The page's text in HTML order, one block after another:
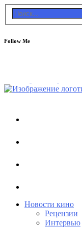
Follow Me
Новости кино
Рецензии
Интервью